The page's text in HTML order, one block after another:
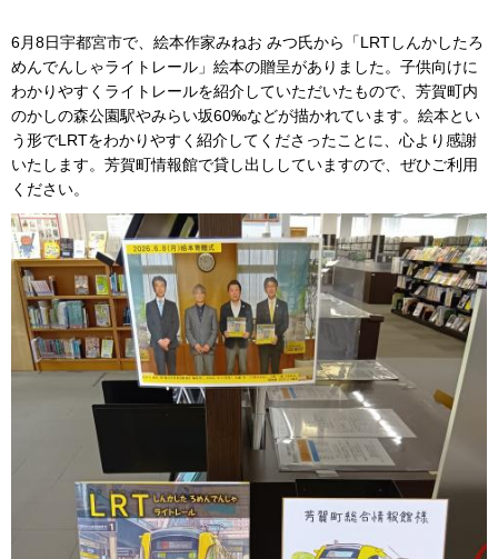
6月8日宇都宮市で、絵本作家みねお みつ氏から「LRTしんかしたろ
めんでんしゃライトレール」絵本の贈呈がありました。子供向けに
わかりやすくライトレールを紹介していただいたもので、芳賀町内
のかしの森公園駅やみらい坂60‰などが描かれています。絵本とい
う形でLRTをわかりやすく紹介してくださったことに、心より感謝
いたします。芳賀町情報館で貸し出ししていますので、ぜひご利用
ください。